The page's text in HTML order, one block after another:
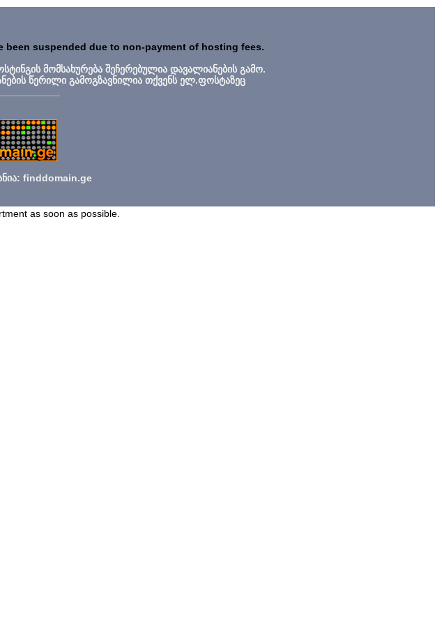
suspended due to non-payment of hosting fees.
მომსახურება შეჩერებულია დავალიანების გამო.
წერილი გამოგზავნილია თქვენს ელ.ფოსტაზეც
finddomain.ge
as soon as possible.